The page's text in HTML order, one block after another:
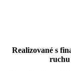
Realizované s
ruchu